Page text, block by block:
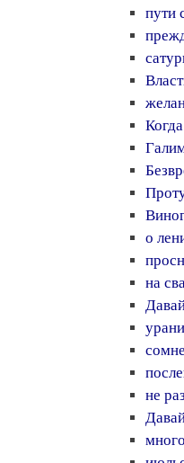
пути
о
на
не